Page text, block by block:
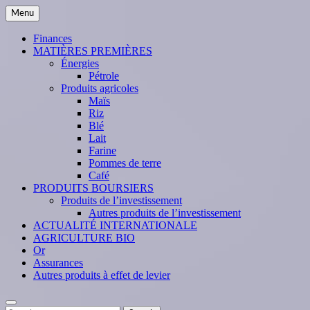
Skip
to
content
Menu
Finances
MATIÈRES PREMIÈRES
Énergies
Pétrole
Produits agricoles
Maïs
Riz
Blé
Lait
Farine
Pommes de terre
Café
PRODUITS BOURSIERS
Produits de l’investissement
Autres produits de l’investissement
ACTUALITÉ INTERNATIONALE
AGRICULTURE BIO
Or
Assurances
Autres produits à effet de levier
Search